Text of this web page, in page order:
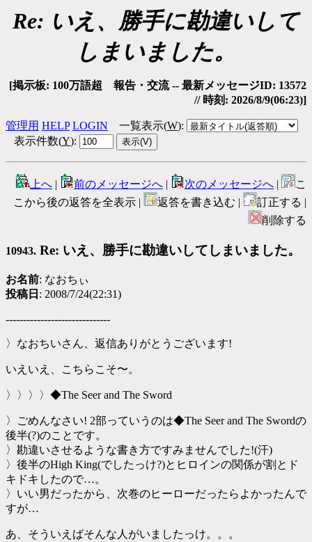
Re: いえ、勝手に勘違いして
しまいました。
[掲示板: 100万語超 報告・交流 -- 最新メッセージID: 13572
// 時刻: 2026/8/9(06:23)]
管理用 HELP LOGIN 一覧表示(W):
表示件数(Y):
上へ | 前のメッセージへ | 次のメッセージへ |
こ
こから後の返答を全表示 |
返答を書き込む |
訂正する |
削除する
10943. Re: いえ、勝手に勘違いしてしまいました。
お名前: なおちぃ
投稿日 : 2008/7/24(22:31)
------------------------------
〉なおちいさん、返信ありがとうございます!
いえいえ、こちらこそ〜。
〉〉〉〉◆The Seer and The Sword
〉ごめんなさい! 2部っていうのは◆The Seer and The Swordの
後半(?)のことです。
〉勘違いさせるような書き方ですみませんでした!(汗)
〉後半のHigh King(でしたっけ?)とヒロインの関係が割とド
キドキしたので…。
〉いい男だったから、次巻のヒーローだったらよかったんで
すが…
あ、そういえばそんな人がいましたっけ。。。